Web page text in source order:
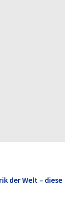
der Welt – diese